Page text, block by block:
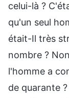
celui-là ?
qu'un seul
était-Il très
nombre ?
l'homme a
de quarante